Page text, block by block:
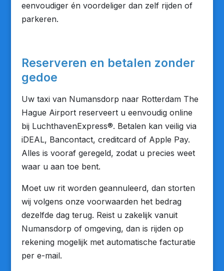
eenvoudiger én voordeliger dan zelf rijden of
parkeren.
Reserveren en betalen zonder
gedoe
Uw taxi van Numansdorp naar Rotterdam The
Hague Airport reserveert u eenvoudig online
bij LuchthavenExpress®. Betalen kan veilig via
iDEAL, Bancontact, creditcard of Apple Pay.
Alles is vooraf geregeld, zodat u precies weet
waar u aan toe bent.
Moet uw rit worden geannuleerd, dan storten
wij volgens onze voorwaarden het bedrag
dezelfde dag terug. Reist u zakelijk vanuit
Numansdorp of omgeving, dan is rijden op
rekening mogelijk met automatische facturatie
per e-mail.